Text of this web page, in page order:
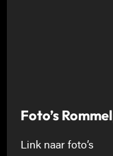
Foto’s
Link naar foto’s